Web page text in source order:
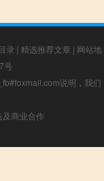
录 | 精选推荐文章 | 网站地
号
说明，我们
商业合作